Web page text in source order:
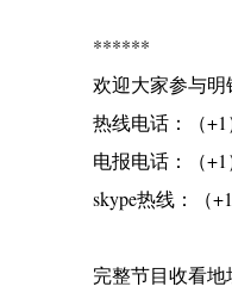
******
欢迎大家参与明
热线电话：（+1
电报电话：（+1
skype热线：（
完整节目收看地